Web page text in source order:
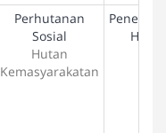
Perhutanan
Sosial
Hutan
Kemasyarakatan
Hak